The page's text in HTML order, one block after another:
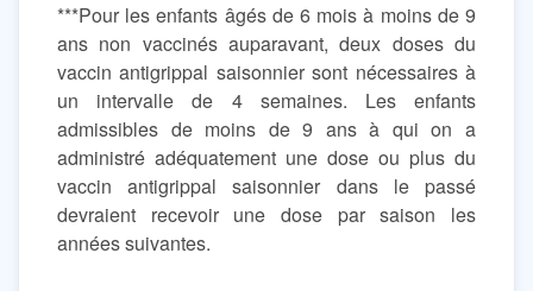
***Pour les enfants âgés de 6 mois à moins de 9
ans non vaccinés auparavant, deux doses du
vaccin antigrippal saisonnier sont nécessaires à
un intervalle de 4 semaines. Les enfants
admissibles de moins de 9 ans à qui on a
administré adéquatement une dose ou plus du
vaccin antigrippal saisonnier dans le passé
devraient recevoir une dose par saison les
années suivantes.